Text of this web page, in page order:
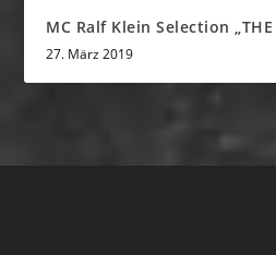
MC Ralf Klein Selection
27. März 2019